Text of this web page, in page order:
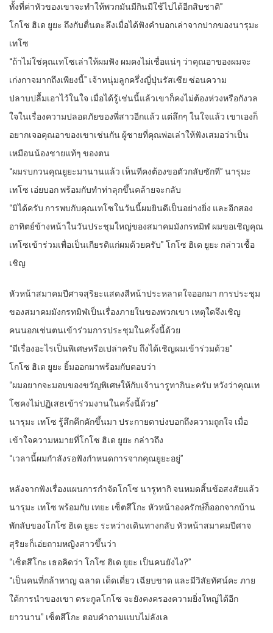
ทั้งที่ค่าหัวของเขาจะทำให้พวกมันมีกินมีใช้ไปได้อีกสิบชาติ”
โกโซ ฮิเด ยูยะ ถึงกับตื่นตะลึงเมื่อได้ฟังคำบอกเล่าจากปากของนารุมะ
เทโซ
“ถ้าไม่ใช่คุณเทโซเล่าให้ผมฟัง ผมคงไม่เชื่อแน่ๆ ว่าคุณอาของผมจะ
เก่งกาจมากถึงเพียงนี้” เจ้าหนุ่มลูกครึ่งญี่ปุ่นรัสเซีย ซ่อนความ
ปลาบปลื้มเอาไว้ในใจ เมื่อได้รู้เช่นนี้แล้วเขาก็คงไม่ต้องห่วงหรือกังวล
ใจในเรื่องความปลอดภัยของพี่สาวอีกแล้ว แต่ลึกๆ ในใจแล้ว เขาเองก็
อยากเจอคุณอาของเขาเช่นกัน ผู้ชายที่คุณพ่อเล่าให้ฟังเสมอว่าเป็น
เหมือนน้องชายแท้ๆ ของตน
“ผมรบกวนคุณยูยะมานานแล้ว เห็นทีคงต้องขอตัวกลับซักที” นารุมะ
เทโซ เอ่ยบอก พร้อมกับทำท่าลุกขึ้นคล้ายจะกลับ
“มิได้ครับ การพบกับคุณเทโซในวันนี้ผมยินดีเป็นอย่างยิ่ง และอีกสอง
อาทิตย์ข้างหน้าในวันประชุมใหญ่ของสมาคมมังกรทมิฬ ผมขอเชิญคุณ
เทโซเข้าร่วมเพื่อเป็นเกียรติแก่ผมด้วยครับ” โกโซ ฮิเด ยูยะ กล่าวเชื้อ
เชิญ
หัวหน้าสมาคมปีศาจสุริยะแสดงสีหน้าประหลาดใจออกมา การประชุม
ของสมาคมมังกรทมิฬเป็นเรื่องภายในของพวกเขา เหตุใดจึงเชิญ
คนนอกเช่นตนเข้าร่วมการประชุมในครั้งนี้ด้วย
“มีเรื่องอะไรเป็นพิเศษหรือเปล่าครับ ถึงได้เชิญผมเข้าร่วมด้วย”
โกโซ ฮิเด ยูยะ ยิ้มออกมาพร้อมกับตอบว่า
“ผมอยากจะมอบของขวัญพิเศษให้กับเจ้านารูทากินะครับ หวังว่าคุณเท
โซคงไม่ปฏิเสธเข้าร่วมงานในครั้งนี้ด้วย”
นารุมะ เทโซ รู้สึกคึกคักขึ้นมา ประกายตาบ่งบอกถึงความถูกใจ เมื่อ
เข้าใจความหมายที่โกโซ ฮิเด ยูยะ กล่าวถึง
“เวลานี้ผมกำลังรอฟังกำหนดการจากคุณยูยะอยู่”
หลังจากฟังเรื่องแผนการกำจัดโกโซ นารูทากิ จนหมดสิ้นข้อสงสัยแล้ว
นารุมะ เทโซ พร้อมกับ เทยะ เซ็ตสึโกะ หัวหน้าองครักษ์ก็ออกจากบ้าน
พักลับของโกโซ ฮิเด ยูยะ ระหว่างเดินทางกลับ หัวหน้าสมาคมปีศาจ
สุริยะก็เอ่ยถามหญิงสาวขึ้นว่า
“เซ็ตสึโกะ เธอคิดว่า โกโซ ฮิเด ยูยะ เป็นคนยังไง?”
“เป็นคนที่กล้าหาญ ฉลาด เด็ดเดี่ยว เฉียบขาด และมีวิสัยทัศน์คะ ภาย
ใต้การนำของเขา ตระกูลโกโซ จะยังคงครองความยิ่งใหญ่ได้อีก
ยาวนาน” เซ็ตสึโกะ ตอบคำถามแบบไม่ลังเล